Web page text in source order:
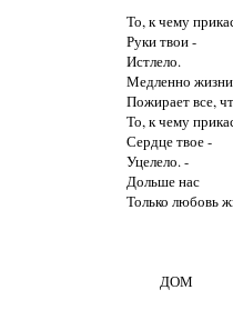
То, к чему
Руки твои -
Истлело.
Медленно
Пожирает все,
То, к чему
Сердце твое -
Уцелело. -
Дольше нас
Только любовь
          ДОМ